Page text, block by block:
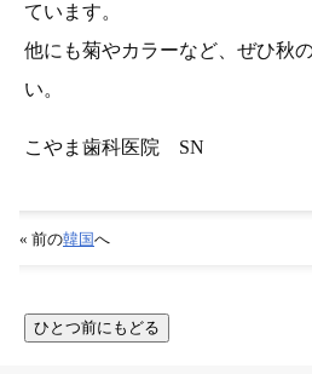
ています。
他にも菊やカラーなど、ぜひ秋
い。
こやま歯科医院 SN
« 前の韓国へ